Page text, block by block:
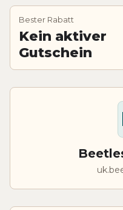
Bester Rabatt
Kein aktiver
Gutschein